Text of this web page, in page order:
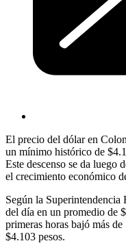
El precio del dólar en
un mínimo histórico de
Este descenso se da luego
el crecimiento económico
Según la Superintendencia
del día en un promedio de
primeras horas bajó más
$4.103 pesos.